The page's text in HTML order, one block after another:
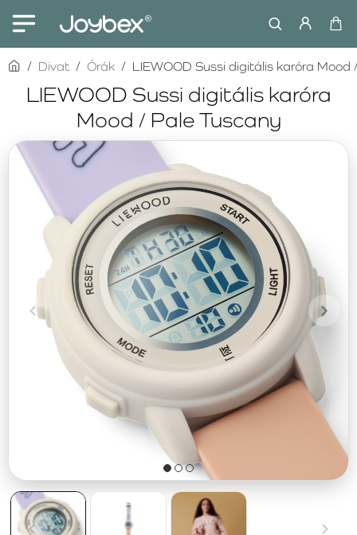
LIEWOOD Sussi digitális karóra
Mood / Pale Tuscany
homeDivat Órák LIEWOOD Sussi digitális karóra Mood